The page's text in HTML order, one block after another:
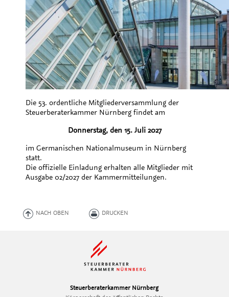
Die 53. ordentliche Mitgliederversammlung der
Steuerberaterkammer Nürnberg findet am
Donnerstag, den 15. Juli 2027
im Germanischen Nationalmuseum in Nürnberg
statt.
Die offizielle Einladung erhalten alle Mitglieder mit
Ausgabe 02/2027 der Kammermitteilungen.
NACH OBEN DRUCKEN
Steuerberaterkammer Nürnberg